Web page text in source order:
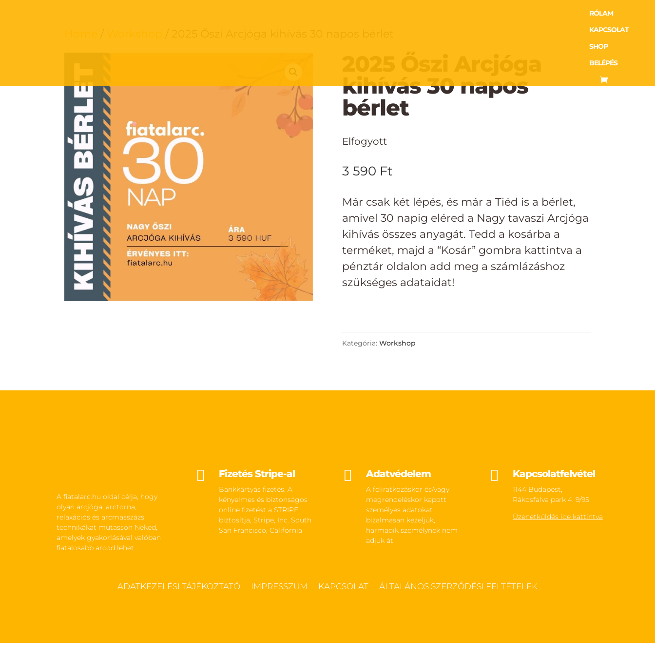
RÓLAM
KAPCSOLAT
SHOP
BELÉPÉS
kihívás 30 napos
bérlet
Elfogyott
3 590 Ft
Már csak két lépés, és már a Tiéd is a bérlet,
amivel 30 napig eléred a Nagy tavaszi Arcjóga
kihívás összes anyagát. Tedd a kosárba a
terméket, majd a “Kosár” gombra kattintva a
pénztár oldalon add meg a számlázáshoz
szükséges adataidat!
Kategória: Workshop
A fiatalarc.hu oldal célja, hogy
olyan arcjóga, arctorna,
relaxációs és arcmasszázs
technikákat mutasson Neked,
amelyek gyakorlásával valóban
fiatalosabb arcod lehet.
 Fizetés Stripe-al
Bankkártyás fizetés. A
kényelmes és biztonságos
online fizetést a STRIPE
biztosítja, Stripe, Inc. South
San Francisco, California
 Adatvédelem
A feliratkozáskor és/vagy
megrendeléskor kapott
személyes adatokat
bizalmasan kezeljük,
harmadik személynek nem
adjuk át.
 Kapcsolatfelvétel
1144 Budapest,
Rákosfalva park 4. 9/95
Üzenetküldés ide kattintva
ADATKEZELÉSI TÁJÉKOZTATÓ IMPRESSZUM KAPCSOLAT ÁLTALÁNOS SZERZŐDÉSI FELTÉTELEK